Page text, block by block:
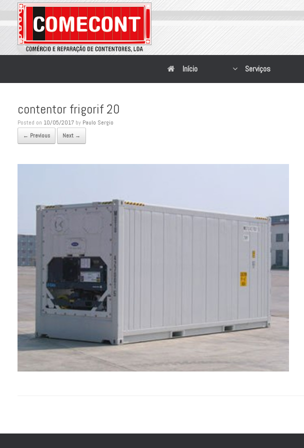
Início Serviços
contentor frigorif 20
Posted on 10/05/2017 by Paulo Sergio
← Previous Next →